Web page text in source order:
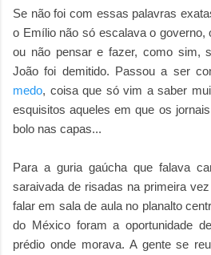
Se não foi com essas palavras
o Emílio não só escalava o governo,
ou não pensar e fazer, como sim,
João foi demitido. Passou a ser
medo, coisa que só vim a saber
esquisitos aqueles em que os
bolo nas capas...
Para a guria gaúcha que falava
saraivada de risadas na primeira
falar em sala de aula no planalto
do México foram a oportunidade
prédio onde morava. A gente se